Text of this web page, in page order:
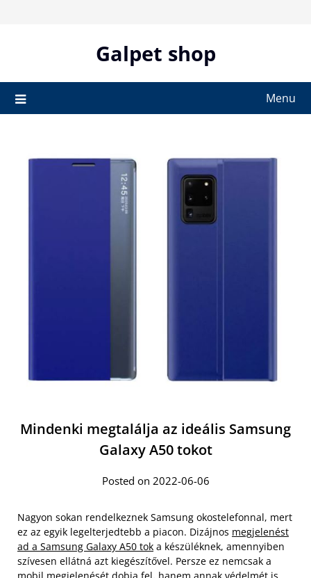
Galpet shop
Menu
Mindenki megtalálja az ideális Samsung
Galaxy A50 tokot
Posted on 2022-06-06
Nagyon sokan rendelkeznek Samsung okostelefonnal, mert
ez az egyik legelterjedtebb a piacon. Dizájnos megjelenést
ad a Samsung Galaxy A50 tok a készüléknek, amennyiben
szívesen ellátná azt kiegészítővel. Persze ez nemcsak a